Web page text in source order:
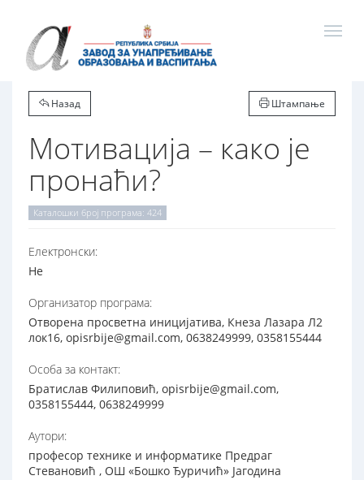
Назад Штампање
Мотивација – како је
пронаћи?
Каталошки број програма: 424
Електронски:
Не
Организатор програма:
Отворена просветна иницијатива, Кнеза Лазара Л2
лок16, opisrbije@gmail.com, 0638249999, 0358155444
Особа за контакт:
Братислав Филиповић, opisrbije@gmail.com,
0358155444, 0638249999
Аутори:
професор технике и информатике Предраг
Стевановић , ОШ «Бошко Ђуричић» Јагодина